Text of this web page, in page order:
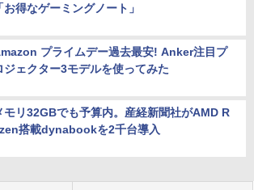
「お得なゲーミングノート」
プライムデー過去最安! Anker注目プ
ジェクター3モデルを使ってみた
モリ32GBでも予算内。産経新聞社がAMD R
搭載dynabookを2千台導入